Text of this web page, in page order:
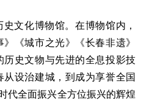
文化博物馆。在博物馆内，
《城市之光》《长春非遗》
史文物与先进的全息投影技
设治建城，到成为享誉全国
代全面振兴全方位振兴的辉煌